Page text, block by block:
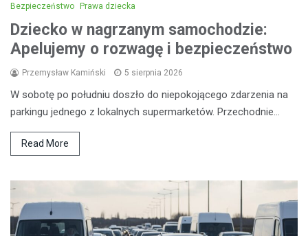
Bezpieczeństwo Prawa dziecka
Dziecko w nagrzanym samochodzie:
Apelujemy o rozwagę i bezpieczeństwo
Przemysław Kamiński 5 sierpnia 2026
W sobotę po południu doszło do niepokojącego zdarzenia na
parkingu jednego z lokalnych supermarketów. Przechodnie…
Read More